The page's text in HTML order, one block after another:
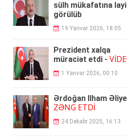
sülh mükafatına
görülüb
19 Yanvar 2026, 18:05
Prezident xalqa
müraciət etdi -
1 Yanvar 2026, 00:10
Ərdoğan İlham
ZƏNG ETDİ
24 Dekabr 2025, 16:13